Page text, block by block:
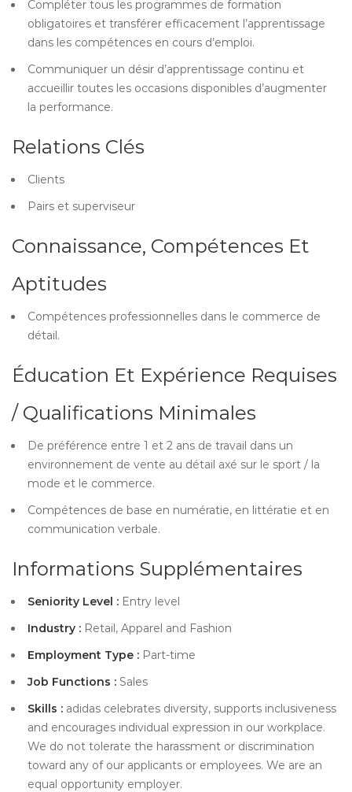
Compléter tous les programmes de formation
obligatoires et transférer efficacement l’apprentissage
dans les compétences en cours d’emploi.
Communiquer un désir d’apprentissage continu et
accueillir toutes les occasions disponibles d’augmenter
la performance.
Relations Clés
Clients
Pairs et superviseur
Connaissance, Compétences Et
Aptitudes
Compétences professionnelles dans le commerce de
détail.
Éducation Et Expérience Requises
/ Qualifications Minimales
De préférence entre 1 et 2 ans de travail dans un
environnement de vente au détail axé sur le sport / la
mode et le commerce.
Compétences de base en numératie, en littératie et en
communication verbale.
Informations Supplémentaires
Seniority Level : Entry level
Industry : Retail, Apparel and Fashion
Employment Type : Part-time
Job Functions : Sales
Skills : adidas celebrates diversity, supports inclusiveness
and encourages individual expression in our workplace.
We do not tolerate the harassment or discrimination
toward any of our applicants or employees. We are an
equal opportunity employer.